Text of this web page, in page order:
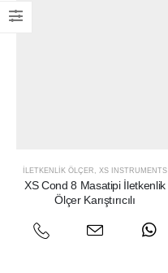
İLETKENLIK ÖLÇER XS INSTRUMENTS
XS Cond 8 Masatipi İletkenlik
Ölçer Karıştırıcılı